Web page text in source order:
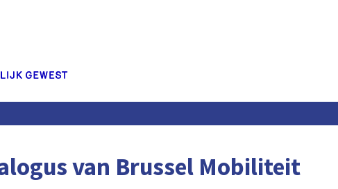
van Brussel Mobiliteit